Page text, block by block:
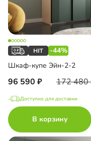
-44%
Шкаф-купе Эйн-2-2
96 590 172 480
Доступно для доставки
В корзину